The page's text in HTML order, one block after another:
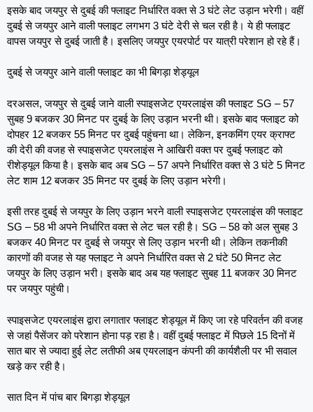
इसके बाद जयपुर से दुबई की फ्लाइट निर्धारित वक्त से 3 घंटे लेट उड़ान भरेगी। वहीं
दुबई से जयपुर आने वाली फ्लाइट लगभग 3 घंटे देरी से चल रही है। ये ही फ्लाइट
वापस जयपुर से दुबई जाती है। इसलिए जयपुर एयरपोर्ट पर यात्री परेशान हो रहे हैं।
दुबई से जयपुर आने वाली फ्लाइट का भी बिगड़ा शेड्यूल
दरअसल, जयपुर से दुबई जाने वाली स्पाइसजेट एयरलाइंस की फ्लाइट SG – 57
सुबह 9 बजकर 30 मिनट पर दुबई के लिए उड़ान भरनी थी। इसके बाद फ्लाइट को
दोपहर 12 बजकर 55 मिनट पर दुबई पहुंचना था। लेकिन, इनकमिंग एयर क्राफ्ट
की देरी की वजह से स्पाइसजेट एयरलाइंस ने आखिरी वक्त पर दुबई फ्लाइट को
रीशेड्यूल किया है। इसके बाद अब SG – 57 अपने निर्धारित वक्त से 3 घंटे 5 मिनट
लेट शाम 12 बजकर 35 मिनट पर दुबई के लिए उड़ान भरेगी।
इसी तरह दुबई से जयपुर के लिए उड़ान भरने वाली स्पाइसजेट एयरलाइंस की फ्लाइट
SG – 58 भी अपने निर्धारित वक्त से लेट चल रही है। SG – 58 को अल सुबह 3
बजकर 40 मिनट पर दुबई से जयपुर से लिए उड़ान भरनी थी। लेकिन तकनीकी
कारणों की वजह से यह फ्लाइट ने अपने निर्धारित वक्त से 2 घंटे 50 मिनट लेट
जयपुर के लिए उड़ान भरी। इसके बाद अब यह फ्लाइट सुबह 11 बजकर 30 मिनट
पर जयपुर पहुंची।
स्पाइसजेट एयरलाइंस द्वारा लगातार फ्लाइट शेड्यूल में किए जा रहे परिवर्तन की वजह
से जहां पैसेंजर को परेशान होना पड़ रहा है। वहीं दुबई फ्लाइट में पिछले 15 दिनों में
सात बार से ज्यादा हुई लेट लतीफी अब एयरलाइन कंपनी की कार्यशैली पर भी सवाल
खड़े कर रही है।
सात दिन में पांच बार बिगड़ा शेड्यूल